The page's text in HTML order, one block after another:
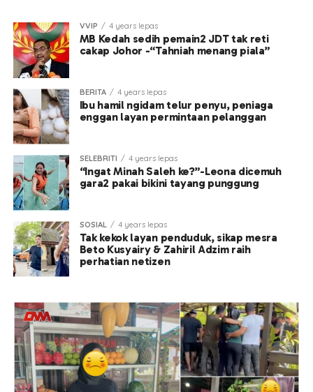
VVIP 4 years lepas
MB Kedah sedih pemain2 JDT tak reti
cakap Johor -“Tahniah menang piala”
BERITA 4 years lepas
Ibu hamil ngidam telur penyu, peniaga
enggan layan permintaan pelanggan
SELEBRITI 4 years lepas
“Ingat Minah Saleh ke?”-Leona dicemuh
gara2 pakai bikini tayang punggung
SOSIAL 4 years lepas
Tak kekok layan penduduk, sikap mesra
Beto Kusyairy & Zahiril Adzim raih
perhatian netizen